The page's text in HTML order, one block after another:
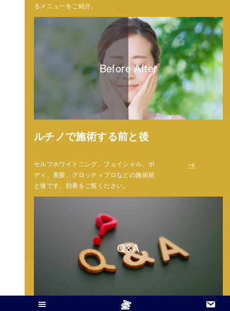
るメニューをご紹介。
Before After
ルチノで施術する前と後
セルフホワイトニング、フェイシャル、ボ
ディ、美髪、グロッティプロなどの施術前
と後です。効果をご覧ください。
→
Q&A